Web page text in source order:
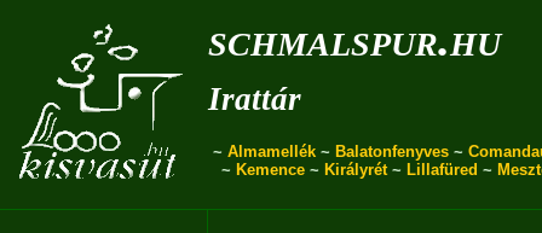
schmalspur.hu
Irattár
~ Almamellék ~ Balatonfenyves ~
~ Kemence~ Királyrét~ Lillafüred ~